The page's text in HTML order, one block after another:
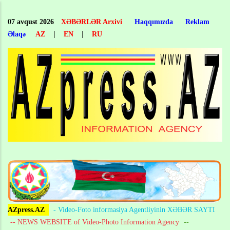
main
content
07 avqust 2026 XƏBƏRLƏR Arxivi Haqqımızda
Reklam
Əlaqə
AZ | EN | RU
AZpress.AZ
- Video-Foto informasiya Agentliyinin XƏBƏR SAYTI
-- NEWS WEBSITE of Video-Photo Information Agency --